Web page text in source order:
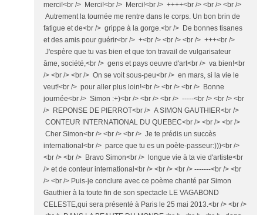
merci!<br /> Merci!<br /> Merci!<br /> ++++<br /> <br /> <br />
Autrement la tournée me rentre dans le corps. Un bon brin de
fatigue et de<br /> grippe à la gorge.<br /> De bonnes tisanes
et des amis pour guérir<br /> +<br /> <br /> <br /> +++<br />
J'espère que tu vas bien et que ton travail de vulgarisateur
âme, société,<br /> gens et pays oeuvre d'art<br /> va bien!<br
/> <br /> <br /> On se voit sous-peu<br /> en mars, si la vie le
veut!<br /> pour aller plus loin!<br /> <br /> <br /> Bonne
journée<br /> Simon :+)<br /> <br /> <br /> -----<br /> <br /> <br
/> REPONSE DE PIERROT<br /> A SIMON GAUTHIER<br />
CONTEUR INTERNATIONAL DU QUEBEC<br /> <br /> <br />
Cher Simon<br /> <br /> <br /> Je te prédis un succès
international<br /> parce que tu es un poète-passeur:)))<br />
<br /> <br /> Bravo Simon<br /> longue vie à ta vie d'artiste<br
/> et de conteur international<br /> <br /> <br /> -------<br /> <br
/> <br /> Puis-je conclure avec ce poème chanté par Simon
Gauthier à la toute fin de son spectacle LE VAGABOND
CELESTE,qui sera présenté à Paris le 25 mai 2013.<br /> <br />